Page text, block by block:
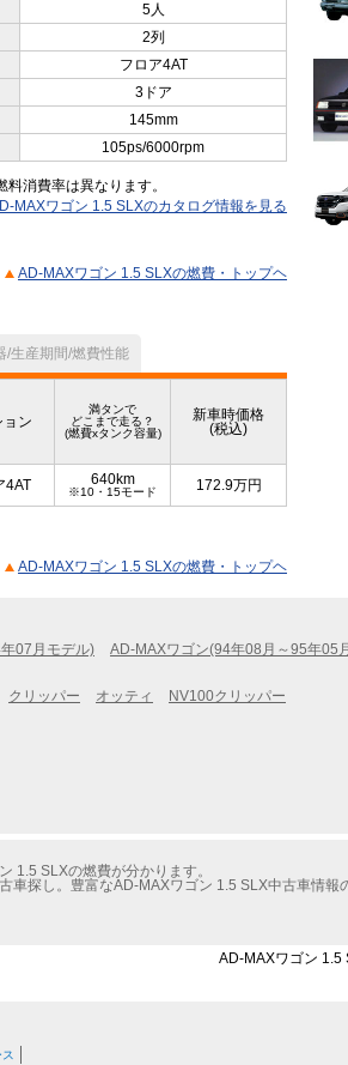
5人
2列
フロア4AT
3ドア
145mm
105ps/6000rpm
消費率は異なります。
MAXワゴン 1.5 SLXのカタログ情報を見る
AD-MAXワゴン 1.5 SLXの燃費・トップヘ
/生産期間/燃費性能
ョン
満タンで
どこまで走る？
(燃費xタンク容量)
新車時価格
(税込)
4AT 640km
※10・15モード 172.9万円
AD-MAXワゴン 1.5 SLXの燃費・トップヘ
07月モデル)
AD-MAXワゴン(94年08月～95年05
クリッパー オッティ NV100クリッパー
1.5 SLXの燃費が分かります。
探し。豊富なAD-MAXワゴン 1.5 SLX中古車情報
AD-MAXワゴン 1.5